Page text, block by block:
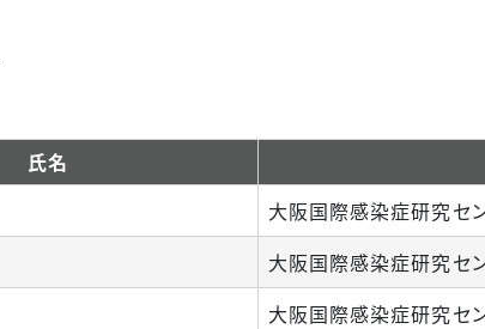
氏名
大阪国際感染症研究セ
大阪国際感染症研究セ
大阪国際感染症研究セ